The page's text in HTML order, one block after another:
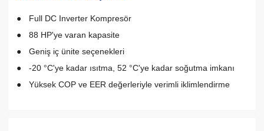
Full DC Inverter Kompresör
88 HP'ye varan kapasite
Geniş iç ünite seçenekleri
-20 °C'ye kadar ısıtma, 52 °C'ye kadar soğutma imkanı
Yüksek COP ve EER değerleriyle verimli iklimlendirme